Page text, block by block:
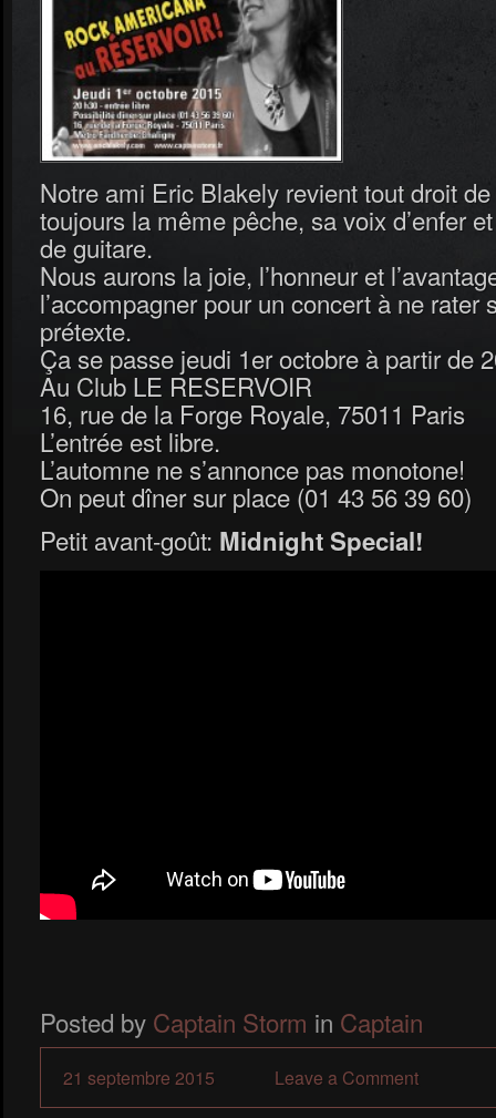
Notre ami Eric Blakely revient tout droit
toujours la même pêche, sa voix d’enfer
de guitare.
Nous aurons la joie, l’honneur et
l’accompagner pour un concert à ne rater
prétexte.
Ça se passe jeudi 1er octobre à partir de
Au Club LE RESERVOIR
16, rue de la Forge Royale, 75011 Paris
L’entrée est libre.
L’automne ne s’annonce pas monotone!
On peut dîner sur place (01 43 56 39 60)
Petit avant-goût: Midnight Special!
Posted by Captain Storm in Captain
21 septembre 2015 Leave a Comment